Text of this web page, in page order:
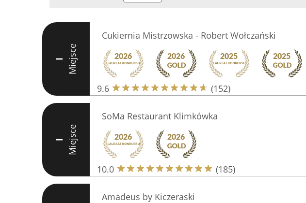
I Miejsce
Cukiernia Mistrzowska - Robert Wołczański
9.6 (152)
I Miejsce
SoMa Restaurant Klimkówka
10.0 (185)
Amadeus by Kiczeraski